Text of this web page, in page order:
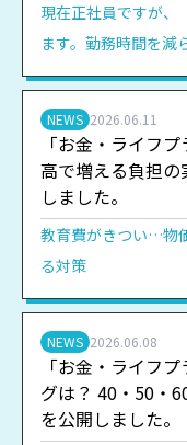
現在正社員ですが、
ます。勤務時間を減
NEWS 2026.06.11
「お金・ライフ
高で増える負担
しました。
教育費がきつい…物
る対策
NEWS 2026.06.08
「お金・ライフ
グは？ 40・50・
を公開しました。